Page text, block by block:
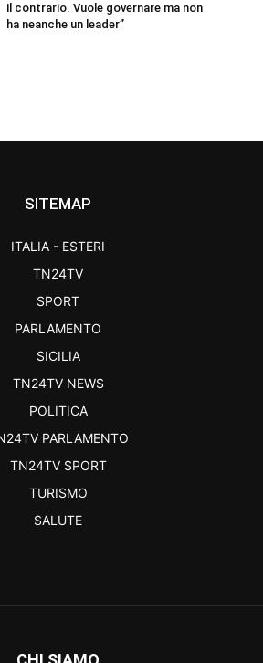
il contrario. Vuole governare ma non
ha neanche un leader”
SITEMAP
ITALIA - ESTERI
TN24TV
SPORT
PARLAMENTO
SICILIA
TN24TV NEWS
POLITICA
PARLAMENTO
TN24TV SPORT
TURISMO
SALUTE